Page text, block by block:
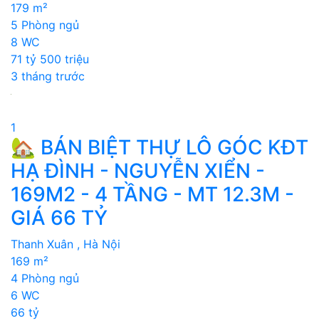
179 m²
5 Phòng ngủ
8 WC
71 tỷ 500 triệu
3 tháng trước
1
🏡 BÁN BIỆT THỰ LÔ GÓC KĐT
HẠ ĐÌNH - NGUYỄN XIỂN -
169M2 - 4 TẦNG - MT 12.3M -
GIÁ 66 TỶ
Thanh Xuân , Hà Nội
169 m²
4 Phòng ngủ
6 WC
66 tỷ